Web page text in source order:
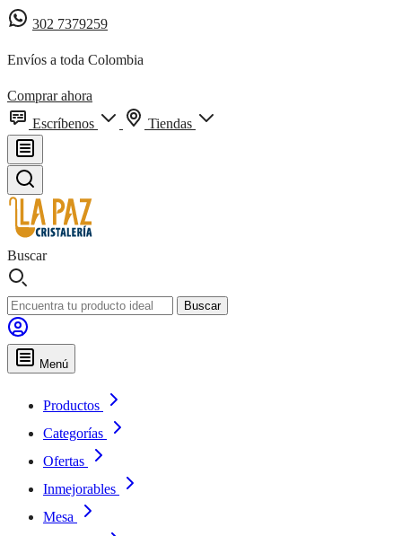
302 7379259
Envíos a toda Colombia
Comprar ahora
Escríbenos
Tiendas
Buscar
Buscar
Menú
Productos
Categorías
Ofertas
Inmejorables
Mesa